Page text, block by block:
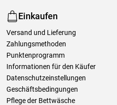
Einkaufen
Versand und Lieferung
Zahlungsmethoden
Punktenprogramm
Informationen für den Käufer
Datenschutzeinstellungen
Geschäftsbedingungen
Pflege der Bettwäsche